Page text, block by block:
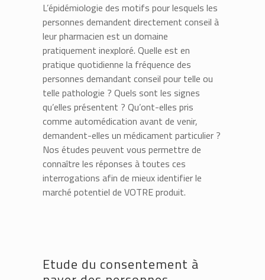
L’épidémiologie des motifs pour lesquels les
personnes demandent directement conseil à
leur pharmacien est un domaine
pratiquement inexploré. Quelle est en
pratique quotidienne la fréquence des
personnes demandant conseil pour telle ou
telle pathologie ? Quels sont les signes
qu’elles présentent ? Qu’ont-elles pris
comme automédication avant de venir,
demandent-elles un médicament particulier ?
Nos études peuvent vous permettre de
connaître les réponses à toutes ces
interrogations afin de mieux identifier le
marché potentiel de VOTRE produit.
Etude du consentement à